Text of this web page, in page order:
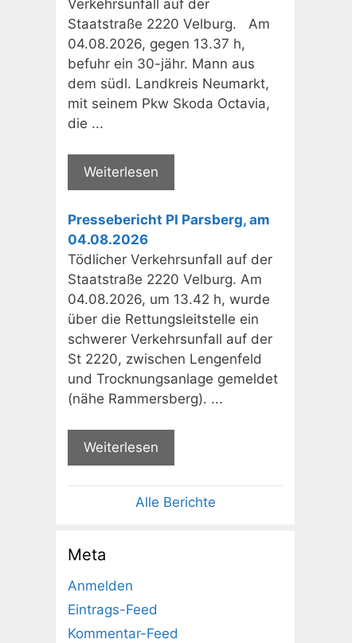
Verkehrsunfall auf der
Staatstraße 2220 Velburg. Am
04.08.2026, gegen 13.37 h,
befuhr ein 30-jähr. Mann aus
dem südl. Landkreis Neumarkt,
mit seinem Pkw Skoda Octavia,
die ...
Weiterlesen
Pressebericht PI Parsberg, am
04.08.2026
Tödlicher Verkehrsunfall auf der
Staatstraße 2220 Velburg. Am
04.08.2026, um 13.42 h, wurde
über die Rettungsleitstelle ein
schwerer Verkehrsunfall auf der
St 2220, zwischen Lengenfeld
und Trocknungsanlage gemeldet
(nähe Rammersberg). ...
Weiterlesen
Alle Berichte
Meta
Anmelden
Eintrags-Feed
Kommentar-Feed